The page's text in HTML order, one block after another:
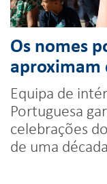
Os nomes
aproximam
Equipa de
Portuguesa
celebrações
de uma